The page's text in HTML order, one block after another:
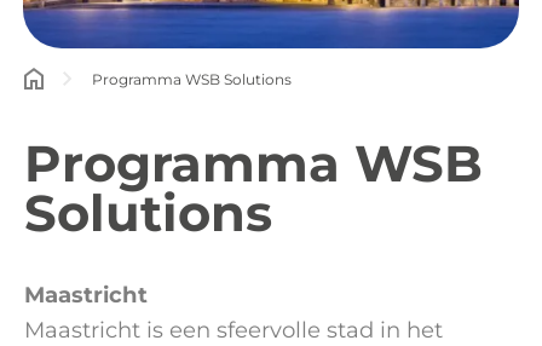
Programma WSB Solutions
Programma WSB
Solutions
Maastricht
Maastricht is een sfeervolle stad in het